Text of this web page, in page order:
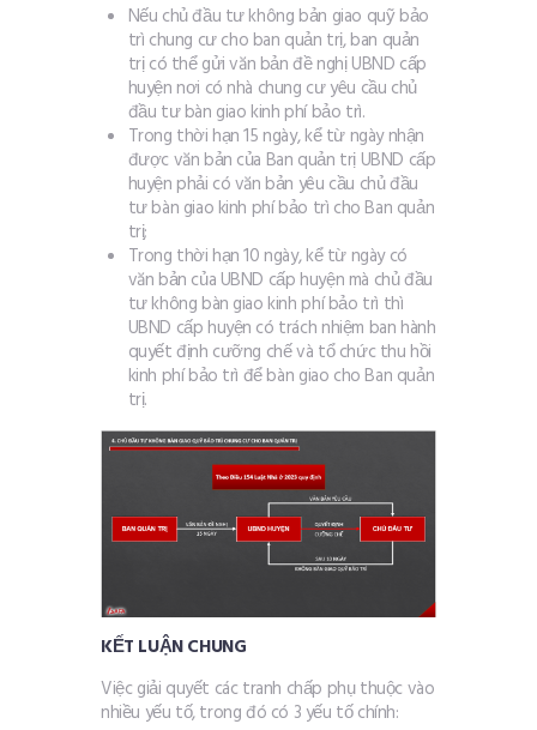
Nếu chủ đầu tư không bản giao quỹ bảo
trì chung cư cho ban quản trị, ban quản
trị có thể gửi văn bản đề nghị UBND cấp
huyện nơi có nhà chung cư yêu cầu chủ
đầu tư bàn giao kinh phí bảo trì.
Trong thời hạn 15 ngày, kể từ ngày nhận
được văn bản của Ban quản trị UBND cấp
huyện phải có văn bản yêu cầu chủ đầu
tư bàn giao kinh phí bảo trì cho Ban quản
trị;
Trong thời hạn 10 ngày, kể từ ngày có
văn bản của UBND cấp huyện mà chủ đầu
tư không bàn giao kinh phí bảo trì thì
UBND cấp huyện có trách nhiệm ban hành
quyết định cưỡng chế và tổ chức thu hồi
kinh phí bảo trì để bàn giao cho Ban quản
trị.
KẾT LUẬN CHUNG
Việc giải quyết các tranh chấp phụ thuộc vào
nhiều yếu tố, trong đó có 3 yếu tố chính: